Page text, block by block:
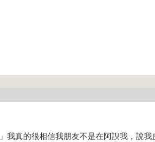
我真的很相信我朋友不是在阿諛我，說我